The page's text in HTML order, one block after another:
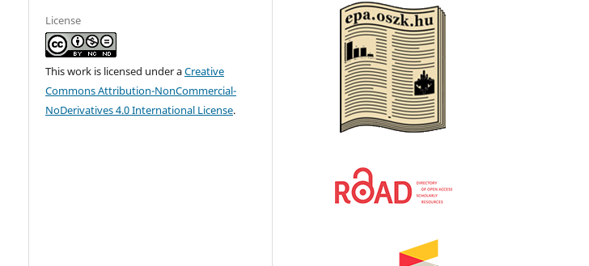
License
This work is licensed under aCreative
Commons Attribution-NonCommercial-
NoDerivatives 4.0 International License.